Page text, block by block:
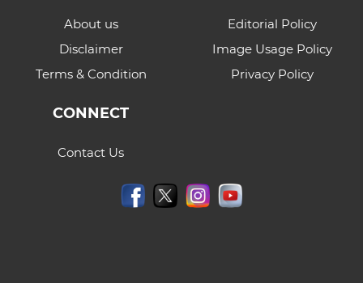
About us
Disclaimer
Terms & Condition
Editorial Policy
Image Usage Policy
Privacy Policy
CONNECT
Contact Us